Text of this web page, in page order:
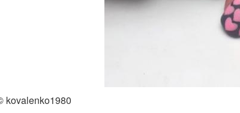
kovalenko1980